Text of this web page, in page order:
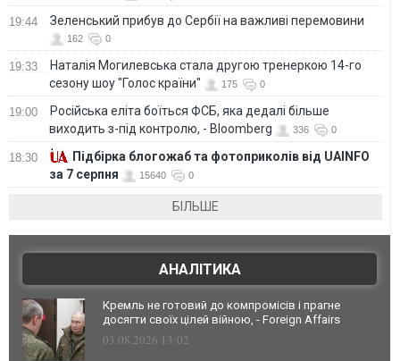
19:44 Зеленський прибув до Сербії на важливі перемовини
162 0
19:33
Наталія Могилевська стала другою тренеркою 14-го
сезону шоу "Голос країни"
175 0
19:00
Російська еліта боїться ФСБ, яка дедалі більше
виходить з-під контролю, - Bloomberg
336 0
18:30
Підбірка блогожаб та фотоприколів від UAINFO
за 7 серпня
15640 0
БІЛЬШЕ
АНАЛІТИКА
Кремль не готовий до компромісів і прагне
досягти своїх цілей війною, - Foreign Affairs
03.08.2026 13:02